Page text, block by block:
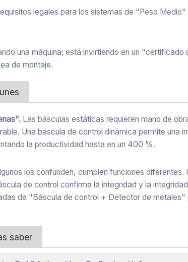
legales para los sistemas de "Peso
una máquina; está invirtiendo en un
de montaje.
Las básculas estáticas requieren mano de
Una báscula de control dinámica permite una
la productividad hasta en un 400 %.
los confunden, cumplen funciones
de control confirma la integridad y la
de "Báscula de control + Detector de
saber